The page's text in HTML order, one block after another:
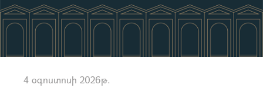
4 օգոստոսի 2026թ.